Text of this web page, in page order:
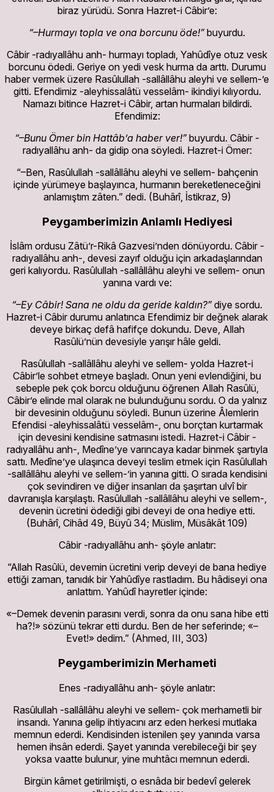
biraz yürüdü. Sonra Hazret-i Câbir’e:
“–Hurmayı topla ve ona borcunu öde!”buyurdu.
Câbir -radıyallâhu anh- hurmayı topladı, Yahûdîye otuz vesk
borcunu ödedi. Geriye on yedi vesk hurma da arttı. Durumu
haber vermek üzere Rasûlullah -sallâllâhu aleyhi ve sellem-’e
gitti. Efendimiz -aleyhissalâtü vesselâm- ikindiyi kılıyordu.
Namazı bitince Hazret-i Câbir, artan hurmaları bildirdi.
Efendimiz:
“–Bunu Ömer bin Hattâb’a haber ver!”buyurdu. Câbir -
radıyallâhu anh- da gidip ona söyledi. Hazret-i Ömer:
“–Ben, Rasûlullah -sallâllâhu aleyhi ve sellem- bahçenin
içinde yürümeye başlayınca, hurmanın bereketleneceğini
anlamıştım zâten.” dedi. (Buhârî, İstikraz, 9)
Peygamberimizin Anlamlı Hediyesi
İslâm ordusu Zâtü’r-Rikâ Gazvesi’nden dönüyordu. Câbir -
radıyallâhu anh-, devesi zayıf olduğu için arkadaşlarından
geri kalıyordu. Rasûlullah -sallâllâhu aleyhi ve sellem- onun
yanına vardı ve:
“–Ey Câbir! Sana ne oldu da geride kaldın?”diye sordu.
Hazret-i Câbir durumu anlatınca Efendimiz bir değnek alarak
deveye birkaç defâ hafifçe dokundu. Deve, Allah
Rasûlü’nün devesiyle yarışır hâle geldi.
Rasûlullah -sallâllâhu aleyhi ve sellem- yolda Hazret-i
Câbir’le sohbet etmeye başladı. Onun yeni evlendiğini, bu
sebeple pek çok borcu olduğunu öğrenen Allah Rasûlü,
Câbir’e elinde mal olarak ne bulunduğunu sordu. O da yalnız
bir devesinin olduğunu söyledi. Bunun üzerine Âlemlerin
Efendisi -aleyhissalâtü vesselâm-, onu borçtan kurtarmak
için devesini kendisine satmasını istedi. Hazret-i Câbir -
radıyallâhu anh-, Medîne’ye varıncaya kadar binmek şartıyla
sattı. Medîne’ye ulaşınca deveyi teslim etmek için Rasûlullah
-sallâllâhu aleyhi ve sellem-’in yanına gitti. O sırada kendisini
çok sevindiren ve diğer insanları da şaşırtan ulvî bir
davranışla karşılaştı. Rasûlullah -sallâllâhu aleyhi ve sellem-,
devenin ücretini ödediği gibi deveyi de ona hediye etti.
(Buhârî, Cihâd 49, Büyû 34; Müslim, Müsâkât 109)
Câbir -radıyallâhu anh- şöyle anlatır:
“Allah Rasûlü, devemin ücretini verip deveyi de bana hediye
ettiği zaman, tanıdık bir Yahûdîye rastladım. Bu hâdiseyi ona
anlattım. Yahûdî hayretler içinde:
«–Demek devenin parasını verdi, sonra da onu sana hibe etti
ha?!» sözünü tekrar etti durdu. Ben de her seferinde; «–
Evet!» dedim.” (Ahmed, III, 303)
Peygamberimizin Merhameti
Enes -radıyallâhu anh- şöyle anlatır:
Rasûlullah -sallâllâhu aleyhi ve sellem- çok merhametli bir
insandı. Yanına gelip ihtiyacını arz eden herkesi mutlaka
memnun ederdi. Kendisinden istenilen şey yanında varsa
hemen ihsân ederdi. Şayet yanında verebileceği bir şey
yoksa vaatte bulunur, yine muhtâcı memnun ederdi.
Birgün kâmet getirilmişti, o esnâda bir bedevî gelerek